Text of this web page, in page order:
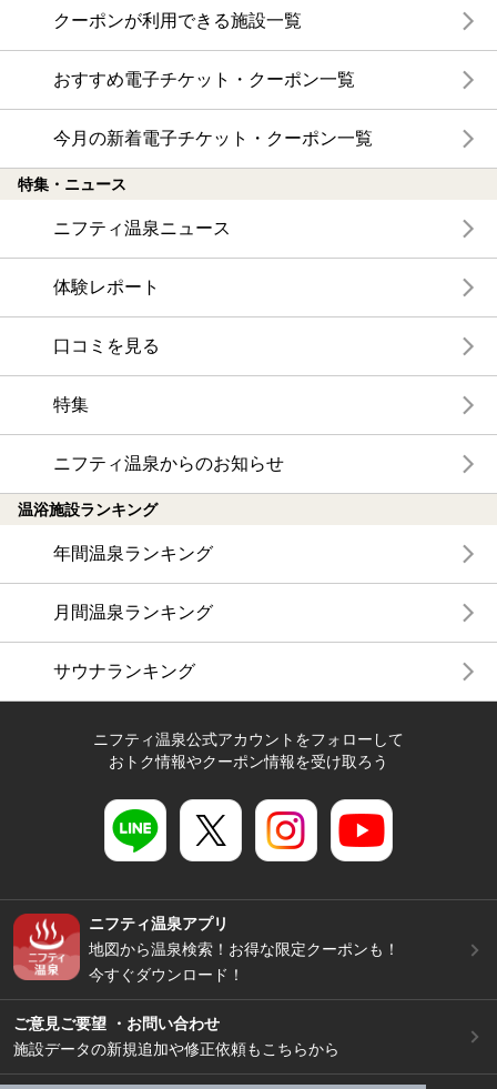
クーポンが利用できる施設一覧
おすすめ電子チケット・クーポン一覧
今月の新着電子チケット・クーポン一覧
特集・ニュース
ニフティ温泉ニュース
体験レポート
口コミを見る
特集
ニフティ温泉からのお知らせ
温浴施設ランキング
年間温泉ランキング
月間温泉ランキング
サウナランキング
ニフティ温泉公式アカウントをフォローして
おトク情報やクーポン情報を受け取ろう
ニフティ温泉アプリ
地図から温泉検索！お得な限定クーポンも！
今すぐダウンロード！
ご意見ご要望 ・お問い合わせ
施設データの新規追加や修正依頼もこちらから